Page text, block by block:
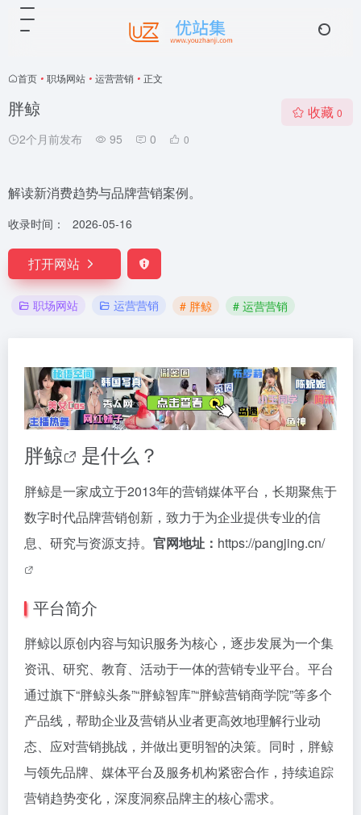
首页 • 职场网站 • 运营营销 • 正文
胖鲸
2个月前发布 95 0 0
收藏 0
解读新消费趋势与品牌营销案例。
收录时间： 2026-05-16
打开网站
职场网站 运营营销 # 胖鲸 # 运营营销
胖鲸 是什么？
胖鲸是一家成立于2013年的营销媒体平台，长期聚焦于
数字时代品牌营销创新，致力于为企业提供专业的信
息、研究与资源支持。 官网地址： https://pangjing.cn/
平台简介
胖鲸以原创内容与知识服务为核心，逐步发展为一个集
资讯、研究、教育、活动于一体的营销专业平台。平台
通过旗下“胖鲸头条”“胖鲸智库”“胖鲸营销商学院”等多个
产品线，帮助企业及营销从业者更高效地理解行业动
态、应对营销挑战，并做出更明智的决策。同时，胖鲸
与领先品牌、媒体平台及服务机构紧密合作，持续追踪
营销趋势变化，深度洞察品牌主的核心需求。